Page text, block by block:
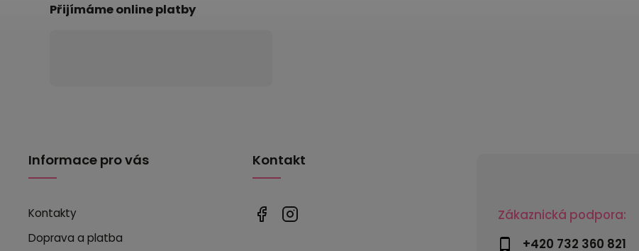
Přijímáme online platby
Zákaznická podpora:
+420 732 360 821
Informace pro vás
Kontakty
Doprava a platba
Kontakt